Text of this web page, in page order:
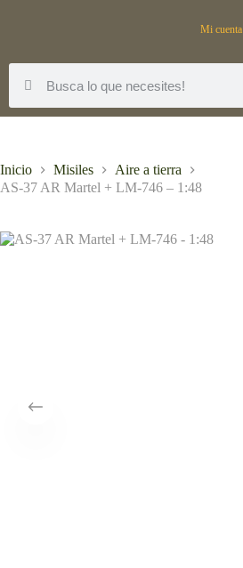
Mi cuenta
Inicio Misiles
Aire a tierra
AS-37 AR Martel + LM-746 – 1:48